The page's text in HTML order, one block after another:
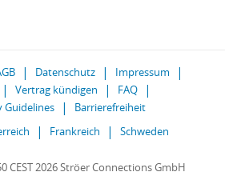
Datenschutz
Impressum
Vertrag kündigen
FAQ
Barrierefreiheit
Frankreich Schweden
CEST 2026 Ströer Connections GmbH